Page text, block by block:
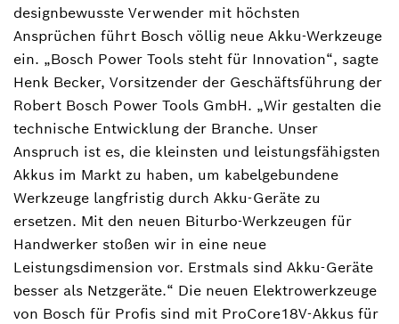
Manuel.Roj@de.bosch.com
designbewusste Verwender mit höchsten
Ansprüchen führt Bosch völlig neue Akku-Werkzeuge
ein. „Bosch Power Tools steht für Innovation“, sagte
Henk Becker, Vorsitzender der Geschäftsführung der
Robert Bosch Power Tools GmbH. „Wir gestalten die
technische Entwicklung der Branche. Unser
Anspruch ist es, die kleinsten und leistungsfähigsten
Akkus im Markt zu haben, um kabelgebundene
Werkzeuge langfristig durch Akku-Geräte zu
ersetzen. Mit den neuen Biturbo-Werkzeugen für
Handwerker stoßen wir in eine neue
Leistungsdimension vor. Erstmals sind Akku-Geräte
besser als Netzgeräte.“ Die neuen Elektrowerkzeuge
von Bosch für Profis sind mit ProCore18V-Akkus für